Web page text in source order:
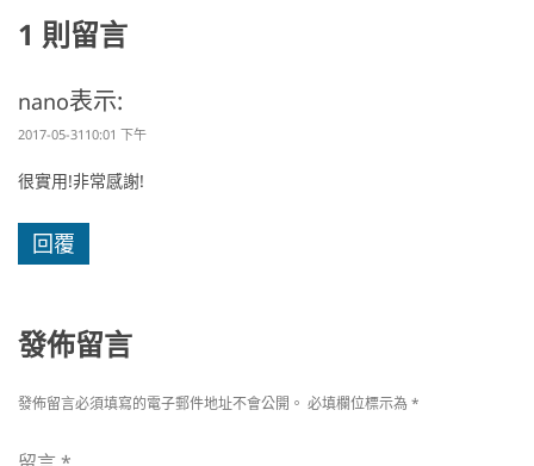
1 則留言
nano表示:
2017-05-3110:01 下午
很實用!非常感謝!
回覆
發佈留言
發佈留言必須填寫的電子郵件地址不會公開。 必填欄位標示為 *